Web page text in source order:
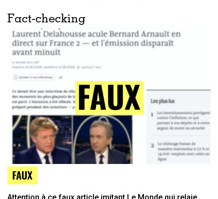
Fact-checking
FAUX
Attention à ce faux article imitant Le Monde qui relaie